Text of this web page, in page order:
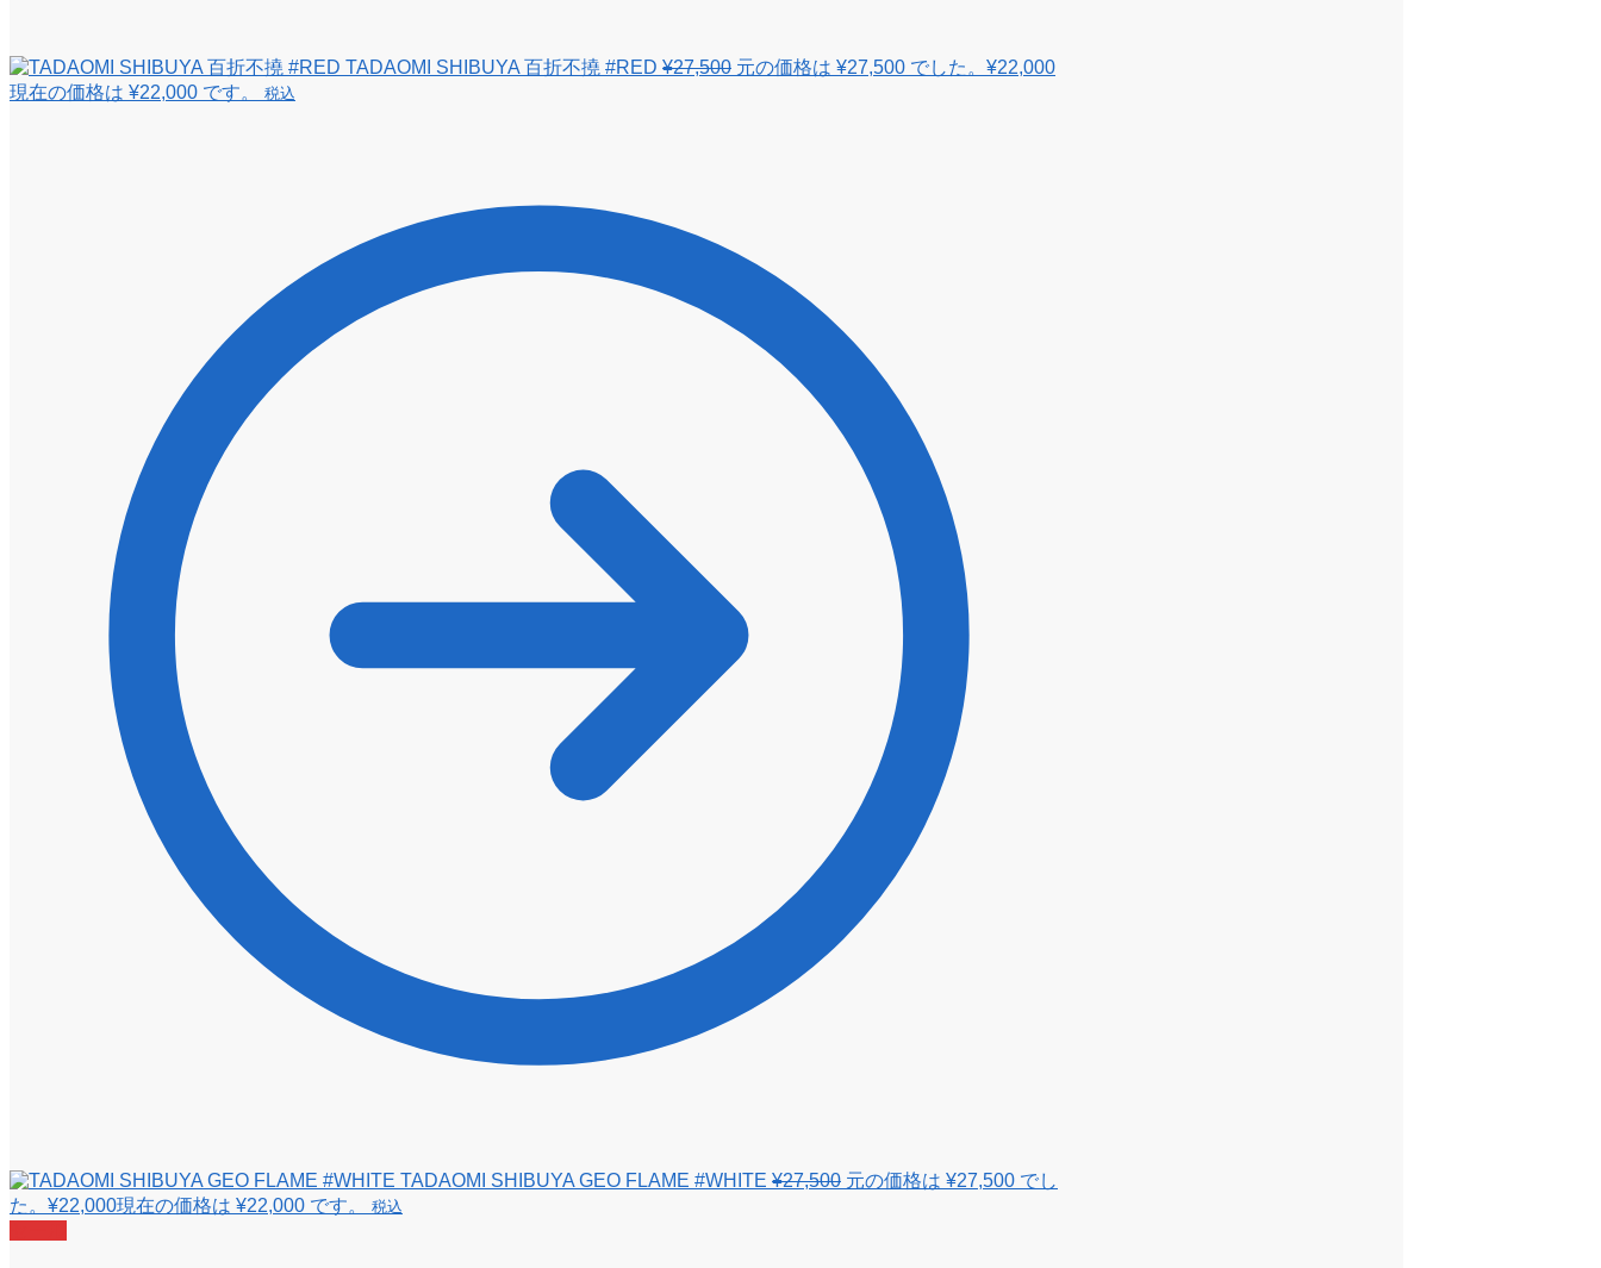
TADAOMI SHIBUYA 百折不撓 #RED ¥27,500 元の価格は ¥27,500 でした。 ¥22,000
現在の価格は ¥22,000 です。
税込
TADAOMI SHIBUYA GEO FLAME #WHITE ¥27,500 元の価格は ¥27,500 でし
た。 ¥22,000現在の価格は ¥22,000 です。 税込